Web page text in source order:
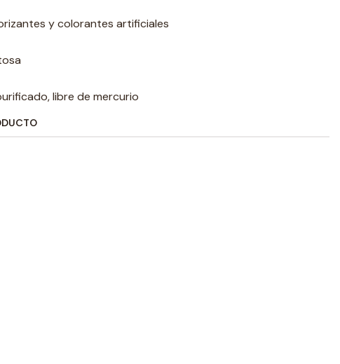
y colorantes artificiales
libre de mercurio